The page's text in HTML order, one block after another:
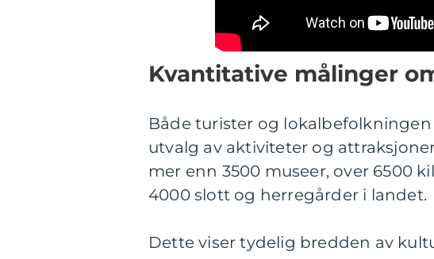
Kvantitative målinger
Både turister og
utvalg av aktiviteter og
mer enn 3500 museer, over 6500
4000 slott og herregårder i landet.
Dette viser tydelig bredden av